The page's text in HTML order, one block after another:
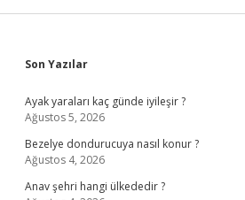
Sidebar
Son Yazılar
Ayak yaraları kaç günde iyileşir ?
Ağustos 5, 2026
Bezelye dondurucuya nasıl konur ?
Ağustos 4, 2026
Anav şehri hangi ülkededir ?